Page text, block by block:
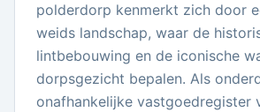
polderdorp kenmerkt zich door
weids landschap, waar de
lintbebouwing en de iconische
dorpsgezicht bepalen. Als
onafhankelijke vastgoedregister